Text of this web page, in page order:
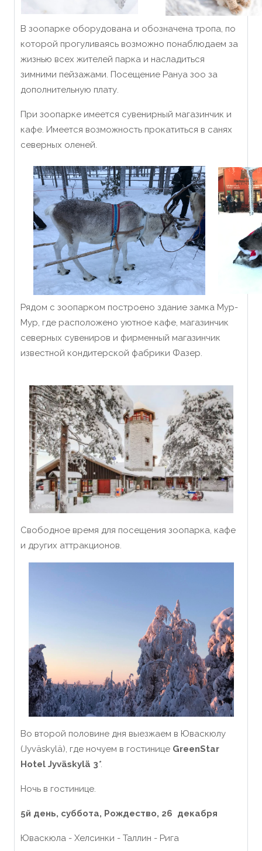
В зоопарке оборудована и обозначена тропа, по
которой прогуливаясь возможно понаблюдаем за
жизнью всех жителей парка и насладиться
зимними пейзажами. Посещение Рануа зоо за
дополнительную плату.
При зоопарке имеется сувенирный магазинчик и
кафе. Имеется возможность прокатиться в санях
северных оленей.
Рядом с зоопарком построено здание замка Мур-
Мур, где расположено уютное кафе, магазинчик
северных сувениров и фирменный магазинчик
известной кондитерской фабрики Фазер.
Свободное время для посещения зоопарка, кафе
и других аттракционов.
Во второй половине дня выезжаем в Юваскюлу
(Jyväskylä), где ночуем в гостинице GreenStar
Hotel Jyväskylä 3*.
Ночь в гостинице.
5й день, суббота, Рождество, 26 декабря
Юваскюла - Хелсинки - Таллин - Рига